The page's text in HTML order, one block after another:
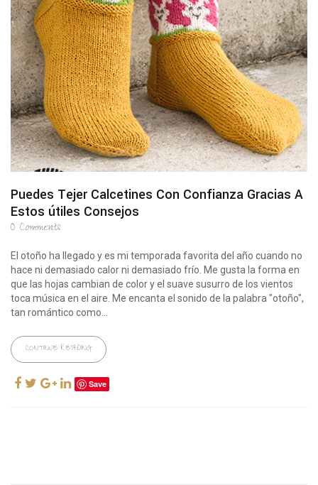
Puedes Tejer Calcetines Con Confianza Gracias A
Estos útiles Consejos
0 Comments
El otoño ha llegado y es mi temporada favorita del año cuando no
hace ni demasiado calor ni demasiado frío. Me gusta la forma en
que las hojas cambian de color y el suave susurro de los vientos
toca música en el aire. Me encanta el sonido de la palabra "otoño",
tan romántico como...
CONTINUE READING
Save